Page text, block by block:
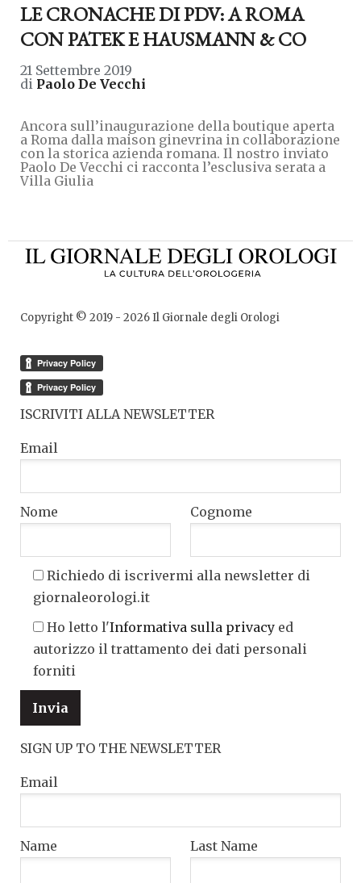
LE CRONACHE DI PDV: A ROMA
CON PATEK E HAUSMANN & CO
21 Settembre 2019
di Paolo De Vecchi
Ancora sull’inaugurazione della boutique aperta
a Roma dalla maison ginevrina in collaborazione
con la storica azienda romana. Il nostro inviato
Paolo De Vecchi ci racconta l’esclusiva serata a
Villa Giulia
Copyright © 2019 - 2026Il Giornale degli Orologi
ISCRIVITI ALLA NEWSLETTER
Email
Nome Cognome
Richiedo di iscrivermi alla newsletter di
giornaleorologi.it
Ho letto l'Informativa sulla privacy ed
autorizzo il trattamento dei dati personali
forniti
SIGN UP TO THE NEWSLETTER
Email
Name Last Name